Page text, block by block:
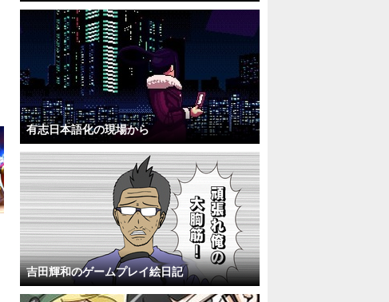
有志日本語化の現場から
吉田輝和のゲームプレイ絵日記